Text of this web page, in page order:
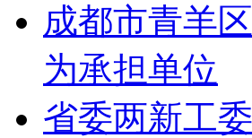
成都市青羊
为承担单位
省委两新工